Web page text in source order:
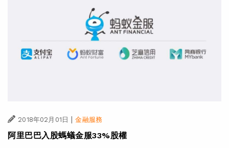
2018年02月01日 | 金融服務
阿里巴巴入股螞蟻金服33%股權